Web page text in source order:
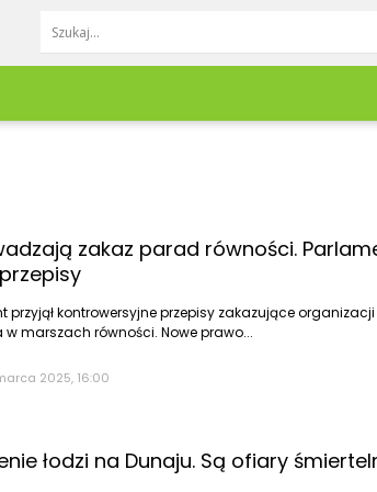
Wołów
Lifestyle
Podróże
Zdrowie
Kobieta
DIY
zakaz parad równości.
przyjął kontrowersyjne przepisy zakazujące organizacji
marszach równości. Nowe prawo...
2025, 16:00
łodzi na Dunaju. Są ofiary